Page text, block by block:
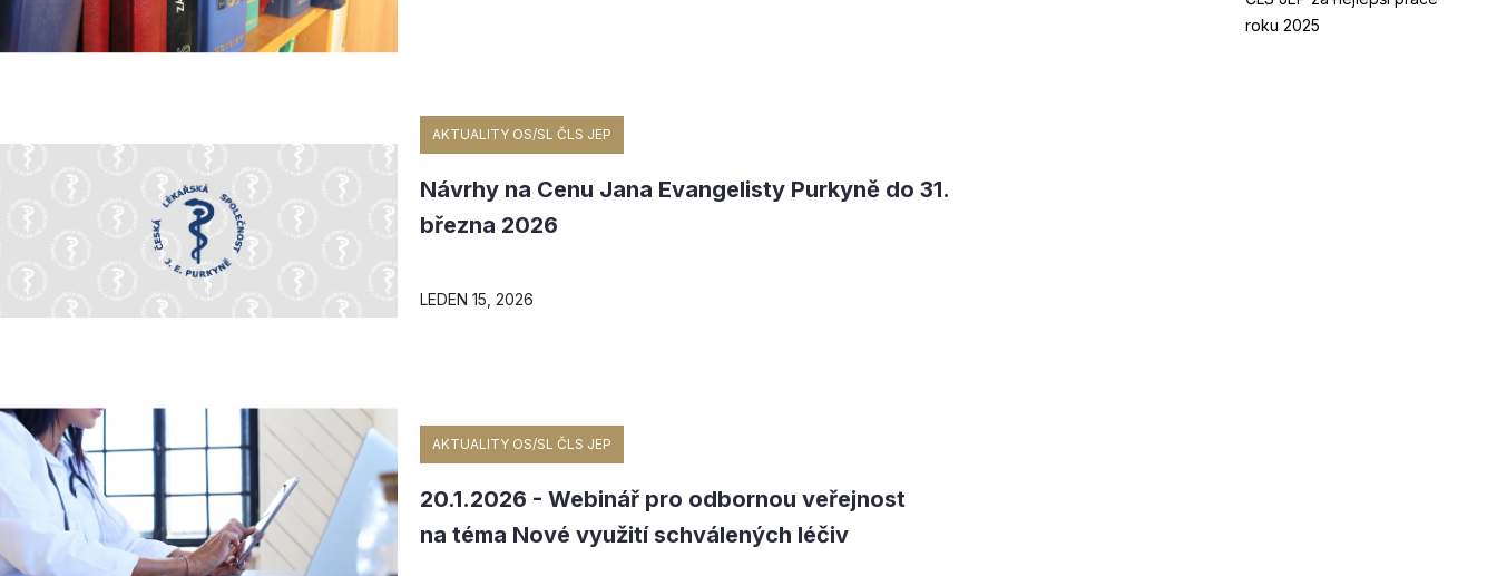
AKTUALITY OS/SL ČLS JEP
Návrhy na Cenu Jana Evangelisty Purkyně do 31.
března 2026
LEDEN 15, 2026
AKTUALITY OS/SL ČLS JEP
20.1.2026 - Webinář pro odbornou veřejnost
na téma Nové využití schválených léčiv
roku 2025